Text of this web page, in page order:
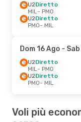
U2Diretto
MIL- PMO
U2Diretto
PMO- MIL
Dom 16 Ago -
U2Diretto
MIL- PMO
U2Diretto
PMO- MIL
Voli più